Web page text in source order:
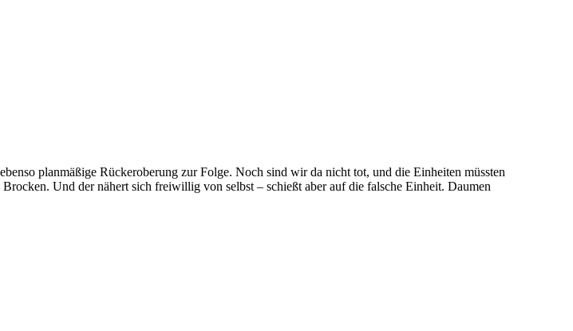
planmäßige Rückeroberung zur Folge. Noch sind wir da nicht tot, und die Einheiten müssten
Und der nähert sich freiwillig von selbst – schießt aber auf die falsche Einheit. Daumen